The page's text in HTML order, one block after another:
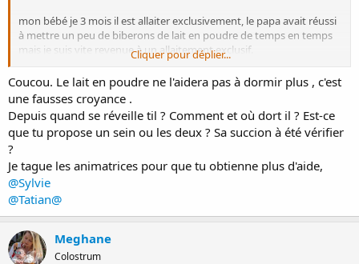
mon bébé je 3 mois il est allaiter exclusivement, le papa avait réussi
à mettre un peu de biberons de lait en poudre de temps en temps
mais je suis vite revenue à un allaitement exclusif.
Bébé prend bien, il est dans une bonne courbe le soucis c’est qu’il
fait des tétées qui ne dépasse jamais 5 min mais qui son très
fréquente en journée sa ne m’embête pas mais la nuit je peine à
avoir plus de 1h30 de sommeil d’affilé et ça commence
mentalement à devenir dur ce manque de sommeil.
J’essaie de le stimuler pour boire un peu plus mais quand il ne veut
J’ai peur de lâcher l’affaire te d’instaurer du lait en poudre, je
m’accroche mais de terrible manque de sommeil commence à jouer
sur mon mentale et je sens que ce n’est pas très bon…
merci d’avoir pris le temps de me lire
Cliquer pour déplier...
Coucou. Le lait en poudre ne l'aidera pas à dormir plus , c'est
une fausses croyance .
Depuis quand se réveille til ? Comment et où dort il ? Est-ce
que tu propose un sein ou les deux ? Sa succion à été vérifier
?
Je tague les animatrices pour que tu obtienne plus d'aide,
@Sylvie
@Tatian@
Meghane
Colostrum